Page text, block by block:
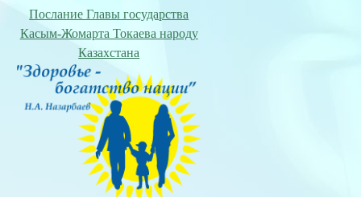
Послание Главы государства
Касым-Жомарта Токаева народу
Казахстана